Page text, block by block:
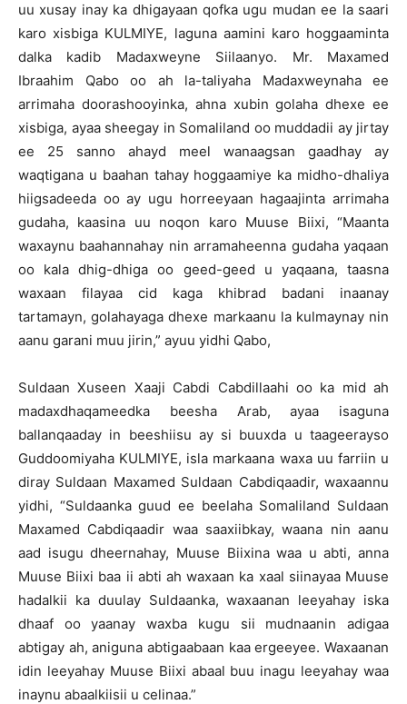
uu xusay inay ka dhigayaan qofka ugu mudan ee la saari
karo xisbiga KULMIYE, laguna aamini karo hoggaaminta
dalka kadib Madaxweyne Siilaanyo. Mr. Maxamed
Ibraahim Qabo oo ah la-taliyaha Madaxweynaha ee
arrimaha doorashooyinka, ahna xubin golaha dhexe ee
xisbiga, ayaa sheegay in Somaliland oo muddadii ay jirtay
ee 25 sanno ahayd meel wanaagsan gaadhay ay
waqtigana u baahan tahay hoggaamiye ka midho-dhaliya
hiigsadeeda oo ay ugu horreeyaan hagaajinta arrimaha
gudaha, kaasina uu noqon karo Muuse Biixi, “Maanta
waxaynu baahannahay nin arramaheenna gudaha yaqaan
oo kala dhig-dhiga oo geed-geed u yaqaana, taasna
waxaan filayaa cid kaga khibrad badani inaanay
tartamayn, golahayaga dhexe markaanu la kulmaynay nin
aanu garani muu jirin,” ayuu yidhi Qabo,
Suldaan Xuseen Xaaji Cabdi Cabdillaahi oo ka mid ah
madaxdhaqameedka beesha Arab, ayaa isaguna
ballanqaaday in beeshiisu ay si buuxda u taageerayso
Guddoomiyaha KULMIYE, isla markaana waxa uu farriin u
diray Suldaan Maxamed Suldaan Cabdiqaadir, waxaannu
yidhi, “Suldaanka guud ee beelaha Somaliland Suldaan
Maxamed Cabdiqaadir waa saaxiibkay, waana nin aanu
aad isugu dheernahay, Muuse Biixina waa u abti, anna
Muuse Biixi baa ii abti ah waxaan ka xaal siinayaa Muuse
hadalkii ka duulay Suldaanka, waxaanan leeyahay iska
dhaaf oo yaanay waxba kugu sii mudnaanin adigaa
abtigay ah, aniguna abtigaabaan kaa ergeeyee. Waxaanan
idin leeyahay Muuse Biixi abaal buu inagu leeyahay waa
inaynu abaalkiisii u celinaa.”